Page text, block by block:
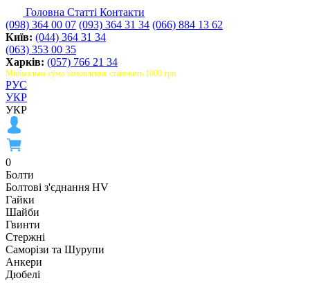
Головна Статті Контакти
(098) 364 00 07 (093) 364 31 34 (066) 884 13 62
Київ: (044) 364 31 34
(063) 353 00 35
Харків: (057) 766 21 34
Мінімальна сума замовлення становить 1000 грн
РУС
УКР
УКР
0
Болти
Болтові з'єднання HV
Гайки
Шайби
Гвинти
Стержні
Саморізи та Шурупи
Анкери
Дюбелі